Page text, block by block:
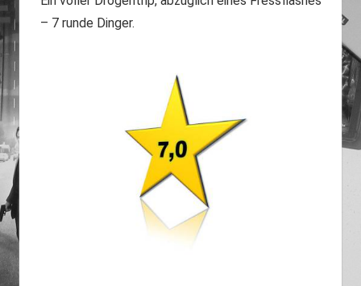
– 7 runde Dinger.